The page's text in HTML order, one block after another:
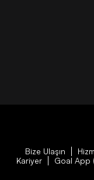
Bize Ulaşın
Kariyer
Goal App